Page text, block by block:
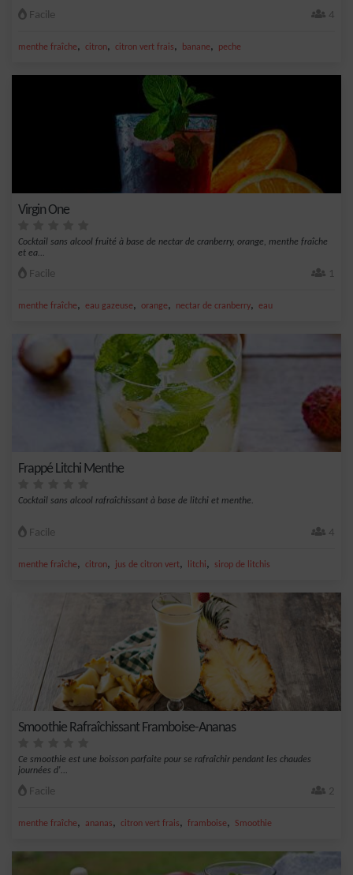
Facile 4
menthe fraîche, citron, citron vert frais, banane, peche
Virgin One
Cocktail sans alcool fruité à base de nectar de cranberry, orange, menthe fraîche
et ea...
Facile 1
menthe fraîche, eau gazeuse, orange, nectar de cranberry, eau
Frappé Litchi Menthe
Cocktail sans alcool rafraîchissant à base de litchi et menthe.
Facile 4
menthe fraîche, citron, jus de citron vert, litchi, sirop de litchis
Smoothie Rafraîchissant Framboise-Ananas
Ce smoothie est une boisson parfaite pour se rafraîchir pendant les chaudes
journées d'...
Facile 2
menthe fraîche, ananas, citron vert frais, framboise, Smoothie